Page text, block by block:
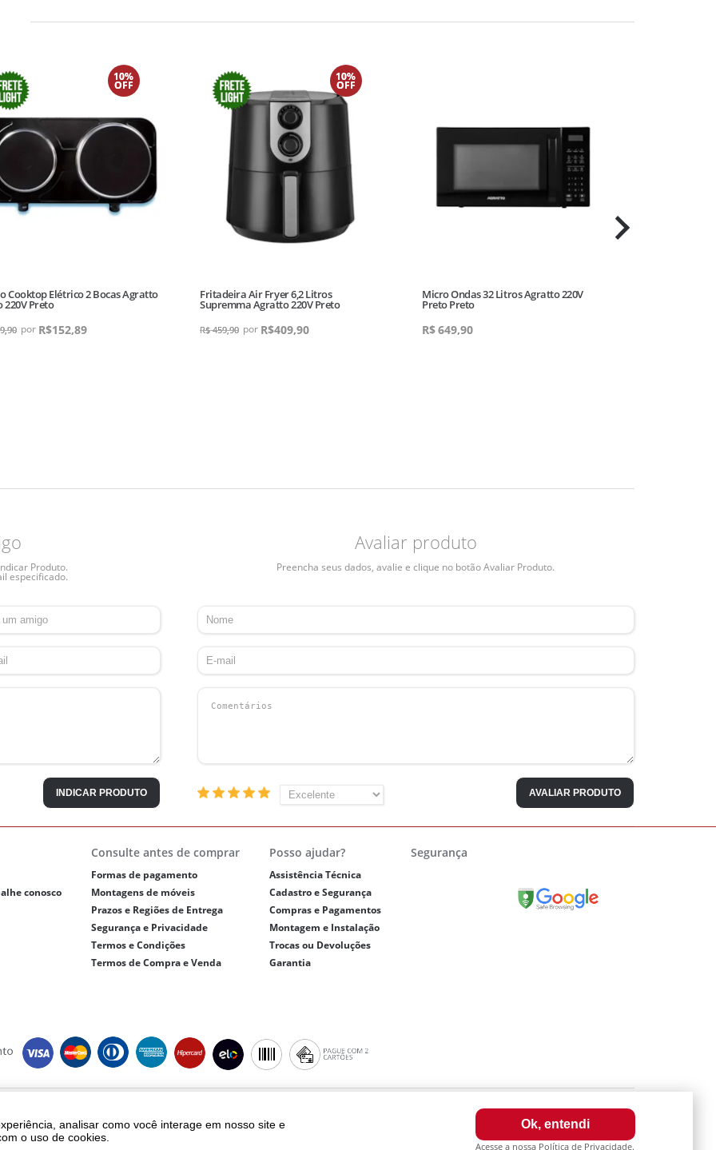
10%
OFF
Cooktop Elétrico 2 Bocas Agratto
220V Preto
R$152,89
10%
OFF
Fritadeira Air Fryer 6,2 Litros
Supremma Agratto 220V Preto
R$ 459,90 R$409,90
Micro Ondas 32 Litros Agratto 220V
Preto Preto
R$649,90
Produto.
especificado.
INDICAR PRODUTO
Avaliar produto
Preencha seus dados, avalie e clique no botão Avaliar Produto.
AVALIAR PRODUTO
analisar como você interage em nosso site e
o uso de cookies.
Ok, entendi
Acesse a nossa Política de Privacidade.
conosco
Consulte antes de comprar
Formas de pagamento
Montagens de móveis
Prazos e Regiões de Entrega
Segurança e Privacidade
Termos e Condições
Termos de Compra e Venda
Posso ajudar?
Assistência Técnica
Cadastro e Segurança
Compras e Pagamentos
Montagem e Instalação
Trocas ou Devoluções
Garantia
Segurança
© 2018 - eletrolar.com.br - NEGRO E ANDREADIS LTDA - CNPJ 01.093.810/0003-64
frete e produtos são válidos exclusivamente para compras realizadas via internet. Fotos meramente ilustrativas.